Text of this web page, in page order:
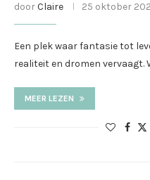
doorClaire 25 oktober
Een plek waar fantasie tot
realiteit en dromen vervaagt.
MEER LEZEN